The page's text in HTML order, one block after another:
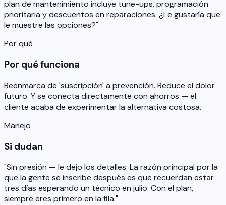
plan de mantenimiento incluye tune-ups, programación
prioritaria y descuentos en reparaciones. ¿Le gustaría que
le muestre las opciones?"
Por qué
Por qué funciona
Reenmarca de 'suscripción' a prevención. Reduce el dolor
futuro. Y se conecta directamente con ahorros — el
cliente acaba de experimentar la alternativa costosa.
Manejo
Si dudan
"Sin presión — le dejo los detalles. La razón principal por la
que la gente se inscribe después es que recuerdan estar
tres días esperando un técnico en julio. Con el plan,
siempre eres primero en la fila."